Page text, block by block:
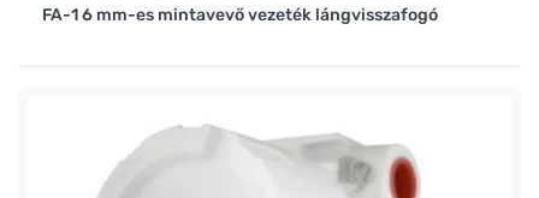
FA-1 6 mm-es mintavevő vezeték lángvisszafogó